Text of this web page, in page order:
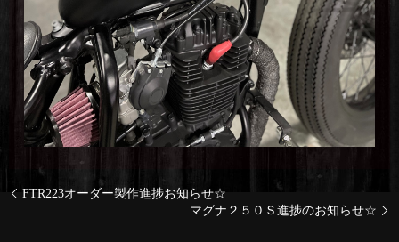
FTR223オーダー製作進捗お知らせ☆
マグナ２５０Ｓ進捗のお知らせ☆